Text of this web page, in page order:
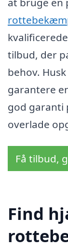
tilbud, der
behov.
garantere
god garanti
overlade
Få tilbud,
Find